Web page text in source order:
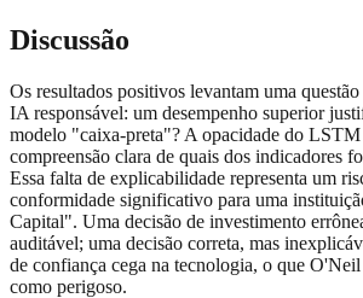
Discussão
Os resultados positivos levantam uma
IA responsável: um desempenho superior
modelo "caixa-preta"? A opacidade do LSTM
compreensão clara de quais dos indicadores
Essa falta de explicabilidade representa um
conformidade significativo para uma
Capital". Uma decisão de investimento
auditável; uma decisão correta, mas
de confiança cega na tecnologia, o que
como perigoso.